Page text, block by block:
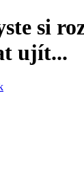
si
ujít...